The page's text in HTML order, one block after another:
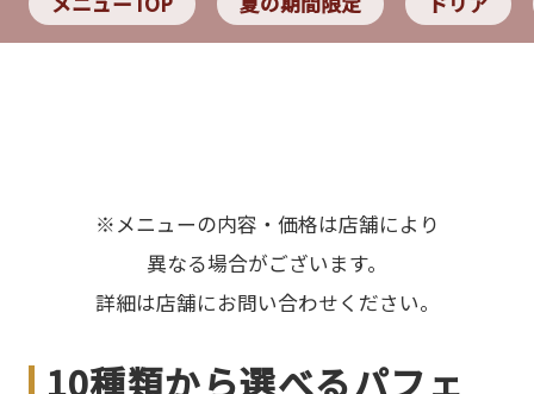
※メニューの内容・価格は店舗により
異なる場合がございます。
詳細は店舗にお問い合わせください。
10種類から選べるパフェ